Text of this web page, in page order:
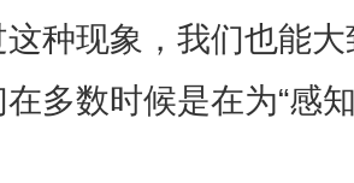
这种现象，我们也能
在多数时候是在为“感